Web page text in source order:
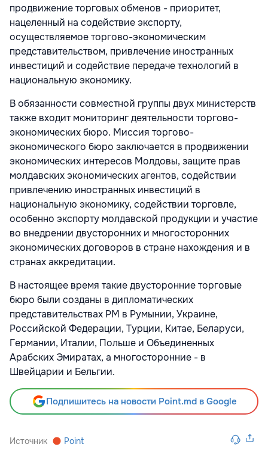
продвижение торговых обменов - приоритет,
нацеленный на содействие экспорту,
осуществляемое торгово-экономическим
представительством, привлечение иностранных
инвестиций и содействие передаче технологий в
национальную экономику.
В обязанности совместной группы двух министерств
также входит мониторинг деятельности торгово-
экономических бюро. Миссия торгово-
экономического бюро заключается в продвижении
экономических интересов Молдовы, защите прав
молдавских экономических агентов, содействии
привлечению иностранных инвестиций в
национальную экономику, содействии торговле,
особенно экспорту молдавской продукции и участие
во внедрении двусторонних и многосторонних
экономических договоров в стране нахождения и в
странах аккредитации.
В настоящее время такие двусторонние торговые
бюро были созданы в дипломатических
представительствах РМ в Румынии, Украине,
Российской Федерации, Турции, Китае, Беларуси,
Германии, Италии, Польше и Объединенных
Арабских Эмиратах, а многосторонние - в
Швейцарии и Бельгии.
Подпишитесь на новости Point.md в Google
Источник Point